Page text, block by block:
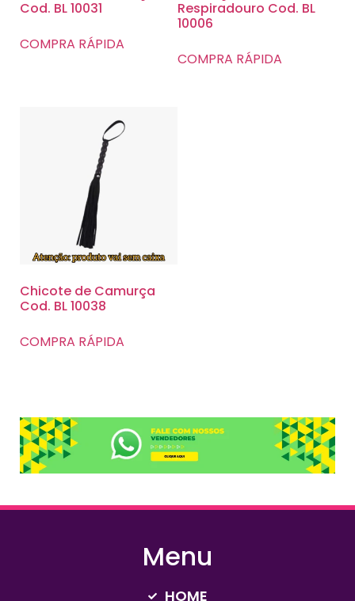
Cod. BL 10031
COMPRA RÁPIDA
Respiradouro Cod. BL
10006
COMPRA RÁPIDA
Chicote de Camurça
Cod. BL 10038
COMPRA RÁPIDA
Menu
HOME